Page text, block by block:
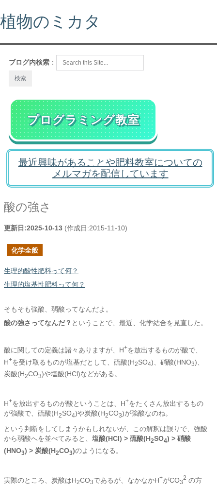
植物のミカタ
ブログ内検索 ：
プログラミング教室
最近興味があることや肥料教室についての
メルマガを配信しています
酸の強さ
更新日:2025-10-13 (作成日:2015-11-10)
化学全般
生理的酸性肥料って何？
生理的塩基性肥料って何？
そもそも強酸、弱酸ってなんだよ。
酸の強さってなんだ？ ということで、最近、化学結合を見直した。
酸に関しての定義は諸々ありますが、H+を放出するものが酸で、
H+を受け取るものが塩基だとして、硫酸(H2SO4)、硝酸(HNO3)、
炭酸(H2CO3)や塩酸(HCl)などがある。
H+を放出するものが酸ということは、H+をたくさん放出するもの
が強酸で、硫酸(H2SO4)や炭酸(H2CO3)が強酸なのね。
という判断をしてしまうかもしれないが、この解釈は誤りで、強酸
から弱酸へを並べてみると、 塩酸(HCl) > 硫酸(H2SO4) > 硝酸
(HNO3) > 炭酸(H2CO3)のようになる。
実際のところ、炭酸はH2CO3であるが、なかなかH+がCO3
2-の方